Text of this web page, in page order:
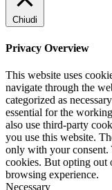
Chiudi
Privacy Overview
This website uses
navigate through the
categorized as
essential for the
also use third-party
you use this website.
only with your consent.
cookies. But opting out
browsing experience.
Necessary